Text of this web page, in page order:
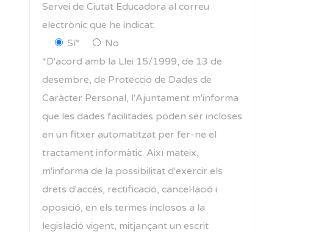
Servei de Ciutat Educadora al correu
electrònic que he indicat:
Sí*
No
*D'acord amb la Llei 15/1999, de 13 de
desembre, de Protecció de Dades de
Caràcter Personal, l'Ajuntament m'informa
que les dades facilitades poden ser incloses
en un fitxer automatitzat per fer-ne el
tractament informàtic. Així mateix,
m'informa de la possibilitat d'exercir els
drets d'accés, rectificació, cancel·lació i
oposició, en els termes inclosos a la
legislació vigent, mitjançant un escrit